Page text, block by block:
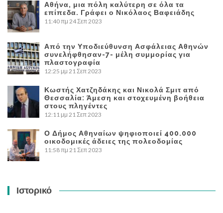
Αθήνα, μια πόλη καλύτερη σε όλα τα
επίπεδα. Γράφει ο Νικόλαος Βαφειάδης
11:40 πμ 24 Σεπ 2023
Από την Υποδιεύθυνση Ασφάλειας Αθηνών
συνελήφθησαν-7- μέλη συμμορίας για
πλαστογραφία
12:25 μμ 21 Σεπ 2023
Κωστής Χατζηδάκης και Νικολά Σμιτ από
Θεσσαλία: Άμεση και στοχευμένη βοήθεια
στους πληγέντες
12:11 μμ 21 Σεπ 2023
Ο Δήμος Αθηναίων ψηφιοποιεί 400.000
οικοδομικές άδειες της πολεοδομίας
11:58 πμ 21 Σεπ 2023
Ιστορικό